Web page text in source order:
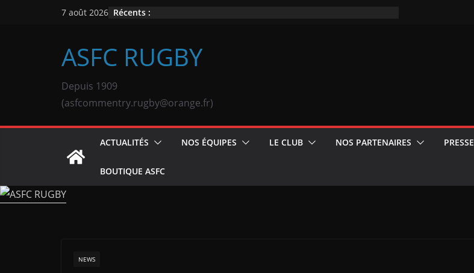
7 août 2026 Récents :
ASFC RUGBY
Depuis 1909
(asfcommentry.rugby@orange.fr)
ACTUALITÉS NOS ÉQUIPES LE CLUB NOS PARTENAIRES PRESSE
BOUTIQUE ASFC
NEWS